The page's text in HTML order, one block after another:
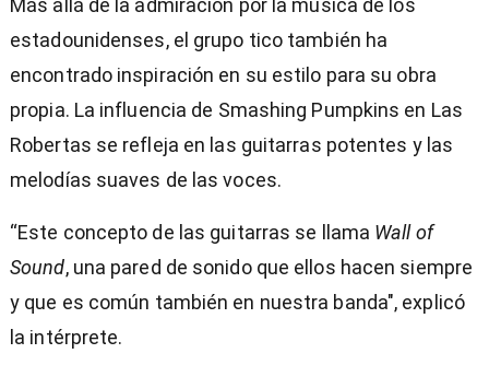
Más allá de la admiración por la música de los
estadounidenses, el grupo tico también ha
encontrado inspiración en su estilo para su obra
propia. La influencia de Smashing Pumpkins en Las
Robertas se refleja en las guitarras potentes y las
melodías suaves de las voces.
“Este concepto de las guitarras se llama Wall of
Sound, una pared de sonido que ellos hacen siempre
y que es común también en nuestra banda", explicó
la intérprete.